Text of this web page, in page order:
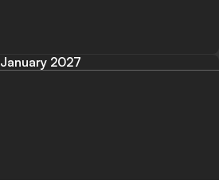
January 2027